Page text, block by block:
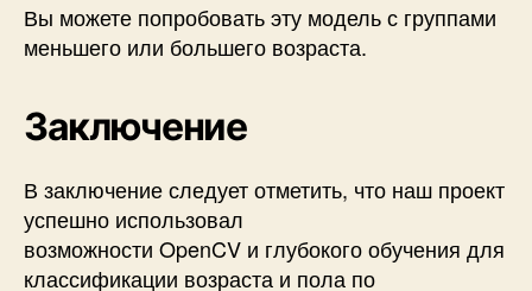
Вы можете попробовать эту модель с группами
меньшего или большего возраста.
Заключение
В заключение следует отметить, что наш проект
успешно использовал
возможности OpenCV и глубокого обучения для
классификации возраста и пола по